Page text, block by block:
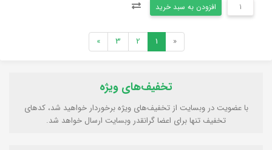
افزودن به سبد خرید
«
1
2
3
»
تخفیف‌های ویژه
با عضویت در وبسایت از تخفیف‌های ویژه برخوردار خواهید شد، کدهای
تخفیف تنها برای اعضا گرانقدر وبسایت ارسال خواهد شد.